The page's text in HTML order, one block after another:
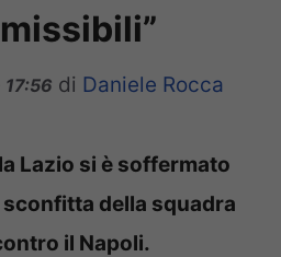
di Daniele Rocca
Lazio si è soffermato
della squadra
il Napoli.